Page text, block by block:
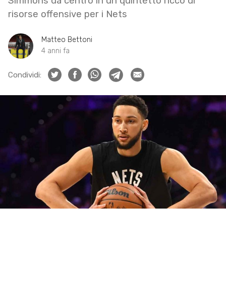
risorse offensive per i Nets
Matteo Bettoni
4 anni fa
Condividi: